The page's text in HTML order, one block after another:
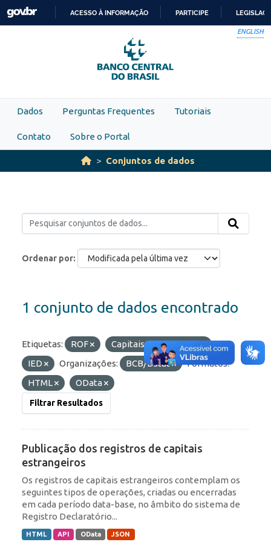
Skip to main content
PARA
O
CONTEÚDO
ACESSO À INFORMAÇÃO PARTICIPE
ENGLISH
Dados Perguntas Frequentes Tutoriais
Contato Sobre o Portal
Conjuntos de dados
Ordenar por
1 conjunto de dados encontrado
Etiquetas: ROF
Capitais Estrangeiros
IED
Organizações: BCB/Dstat
Formatos:
HTML
OData
Filtrar Resultados
Publicação dos registros de capitais
estrangeiros
Os registros de capitais estrangeiros contemplam os
seguintes tipos de operações, criadas ou encerradas
em cada período data-base, no âmbito do sistema de
Registro Declaratório...
HTML API OData JSON